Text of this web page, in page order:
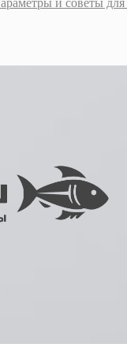
и советы